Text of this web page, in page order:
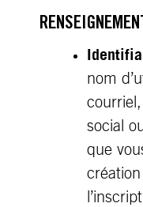
nom
social
que